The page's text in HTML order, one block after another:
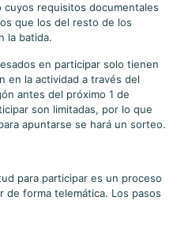
requisitos documentales
que los del resto de los
la batida.
en participar solo tienen
en la actividad a través del
antes del próximo 1 de
son limitadas, por lo que
apuntarse se hará un sorteo.
para participar es un proceso
de forma telemática. Los pasos